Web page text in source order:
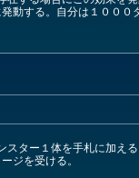
動する。自分は１０００
ター１体を手札に加える
ジを受ける。